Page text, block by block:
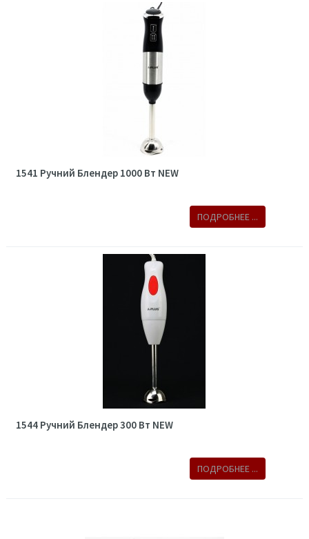
1541 Ручний Блендер 1000 Вт NEW
ПОДРОБНЕЕ ...
1544 Ручний Блендер 300 Вт NEW
ПОДРОБНЕЕ ...